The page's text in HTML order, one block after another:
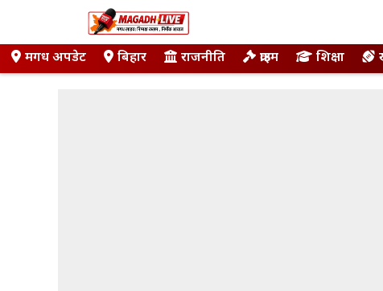
content
मगध अपडेट बिहार राजनीति क्राइम शिक्षा